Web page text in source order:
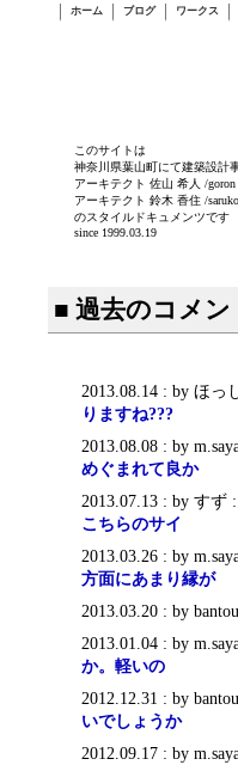
ホーム ブログ ワークス
このサイトは
神奈川県葉山町にて建築設計
アーキテクト 佐山 希人 /goron
アーキテクト 鈴木 香住 /saruko
のスタイルドキュメンツです
since 1999.03.19
■ 過去のコメン
2013.08.14 : by ほっ
りますね???
2013.08.08 : by
めぐまれて良か
2013.07.13 : by すず :
こちらのサイ
2013.03.26 : by
方面にあまり縁が
2013.03.20 : by
2013.01.04 : by
か。軽いの
2012.12.31 : by
いでしょうか
2012.09.17 : by